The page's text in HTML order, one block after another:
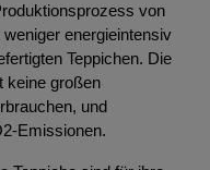
von
energieintensiv
Teppichen. Die
keine großen
und
Emissionen.